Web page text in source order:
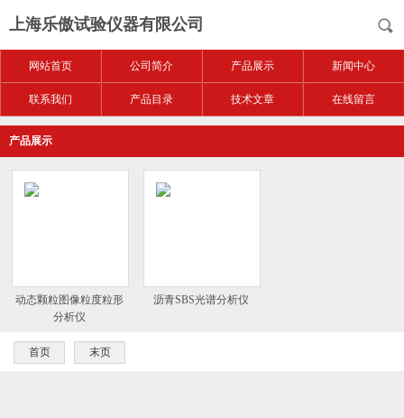
上海乐傲试验仪器有限公司
网站首页 公司简介 产品展示 新闻中心
联系我们 产品目录 技术文章 在线留言
产品展示
动态颗粒图像粒度粒形
分析仪
沥青SBS光谱分析仪
首页 末页